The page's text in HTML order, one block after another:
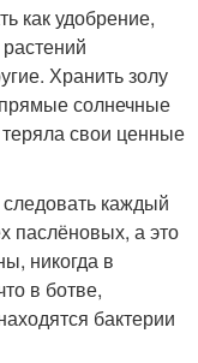
как удобрение,
Хранить золу
солнечные
свои ценные
каждый
паслёновых, а это
никогда в
в ботве,
бактерии